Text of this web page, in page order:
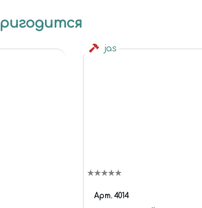
jas
Арт. 4014